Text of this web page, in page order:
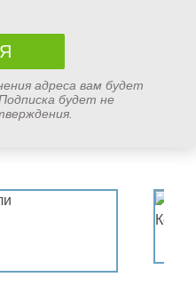
адреса вам будет
будет не